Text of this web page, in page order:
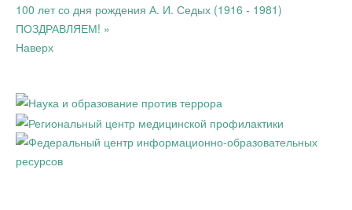
100 лет со дня рождения А. И. Седых (1916 - 1981)
ПОЗДРАВЛЯЕМ! »
Наверх